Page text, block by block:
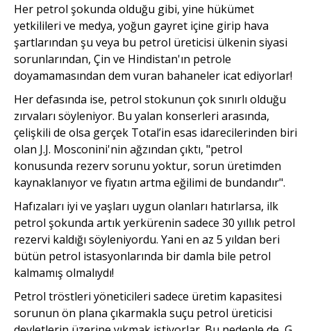
Her petrol şokunda olduğu gibi, yine hükümet
yetkilileri ve medya, yoğun gayret içine girip hava
şartlarından şu veya bu petrol üreticisi ülkenin siyasi
sorunlarından, Çin ve Hindistan'ın petrole
doyamamasından dem vuran bahaneler icat ediyorlar!
Her defasında ise, petrol stokunun çok sınırlı olduğu
zırvaları söyleniyor. Bu yalan konserleri arasında,
çelişkili de olsa gerçek Total’in esas idarecilerinden biri
olan J.J. Mosconini'nin ağzından çıktı, "petrol
konusunda rezerv sorunu yoktur, sorun üretimden
kaynaklanıyor ve fiyatın artma eğilimi de bundandır".
Hafızaları iyi ve yaşları uygun olanları hatırlarsa, ilk
petrol şokunda artık yerkürenin sadece 30 yıllık petrol
rezervi kaldığı söyleniyordu. Yani en az 5 yıldan beri
bütün petrol istasyonlarında bir damla bile petrol
kalmamış olmalıydı!
Petrol tröstleri yöneticileri sadece üretim kapasitesi
sorunun ön plana çıkarmakla suçu petrol üreticisi